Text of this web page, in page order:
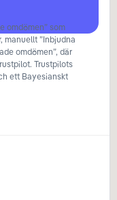
omdömen” som
manuellt ”Inbjudna
omdömen”, där
Trustpilots
ett Bayesianskt